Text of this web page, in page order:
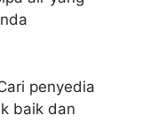
penyedia
baik dan